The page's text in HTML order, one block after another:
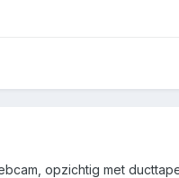
opzichtig met